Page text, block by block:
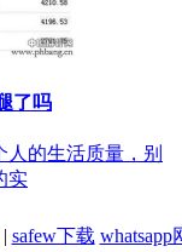
了吗
的生活质量，别
实
| safew下载 whatsapp